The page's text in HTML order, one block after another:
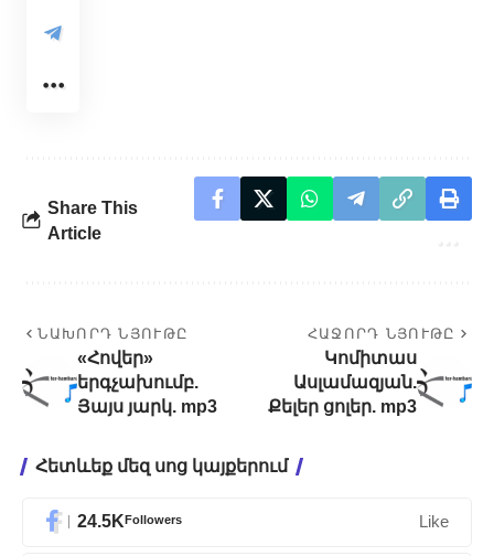
Share This
Article
ՆԱԽՈՐԴ ՆՅՈՒԹԸ
«Հովեր»
երգչախումբ.
Յայս յարկ. mp3
ՀԱՋՈՐԴ ՆՅՈՒԹԸ
Կոմիտաս
Ասլամազյան.
Քելեր ցոլեր. mp3
Հետևեք մեզ սոց կայքերում
24.5KFollowers Like